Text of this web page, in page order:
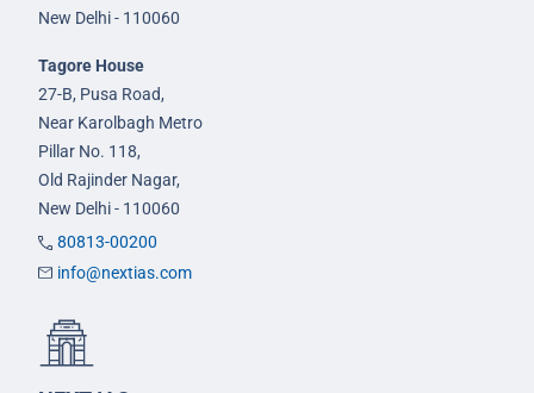
New Delhi - 110060
Tagore House
27-B, Pusa Road,
Near Karolbagh Metro
Pillar No. 118,
Old Rajinder Nagar,
New Delhi - 110060
80813-00200
info@nextias.com